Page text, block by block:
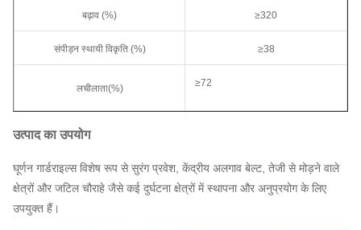
बढ़ाव (%) ≥320
संपीड़न स्थायी विकृति (%) ≥38
लचीलाता(%) ≥72
उत्पाद का उपयोग
घूर्णन गार्डराइल्स विशेष रूप से सुरंग प्रवेश, केंद्रीय अलगाव बेल्ट, तेजी से मोड़ने वाले
क्षेत्रों और जटिल चौराहे जैसे कई दुर्घटना क्षेत्रों में स्थापना और अनुप्रयोग के लिए
उपयुक्त हैं।